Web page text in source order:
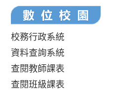
校務行政系統
資料查詢系統
查閱教師課表
查閱班級課表